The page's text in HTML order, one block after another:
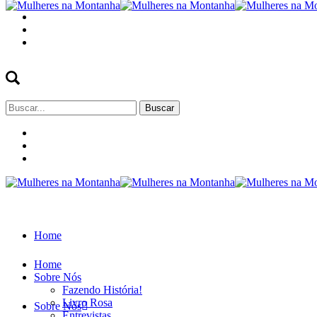
Buscar
por:
Home
Sobre Nós
Home
Sobre Nós
Fazendo História!
Livro Rosa